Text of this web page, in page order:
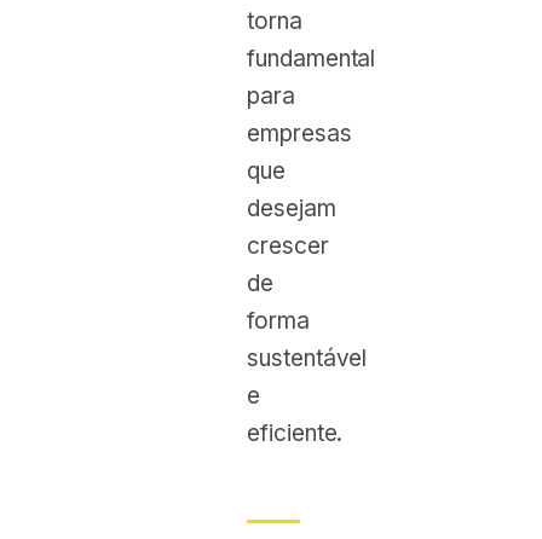
torna
fundamental
para
empresas
que
desejam
crescer
de
forma
sustentável
e
eficiente.